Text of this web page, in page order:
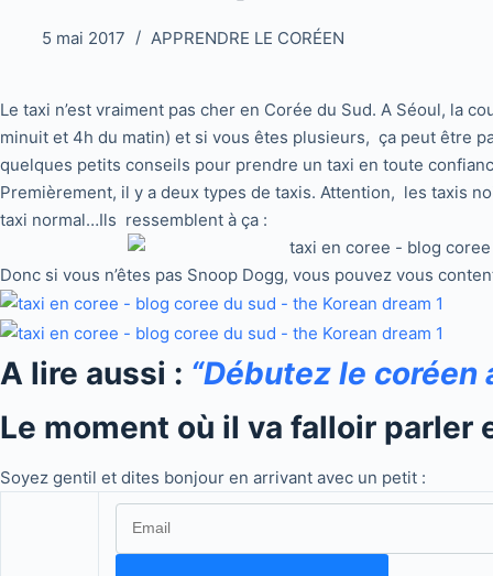
5 mai 2017 APPRENDRE LE CORÉEN
Le taxi n’est vraiment pas cher en Corée du Sud. A Séoul, la
minuit et 4h du matin) et si vous êtes plusieurs, ça peut être
quelques petits conseils pour prendre un taxi en toute
Premièrement, il y a deux types de taxis. Attention, les taxis
taxi normal…Ils ressemblent à ça :
Donc si vous n’êtes pas Snoop Dogg, vous pouvez vous
A lire aussi : “Débutez le coréen
Le moment où il va falloir parler
Soyez gentil et dites bonjour en arrivant avec un petit :